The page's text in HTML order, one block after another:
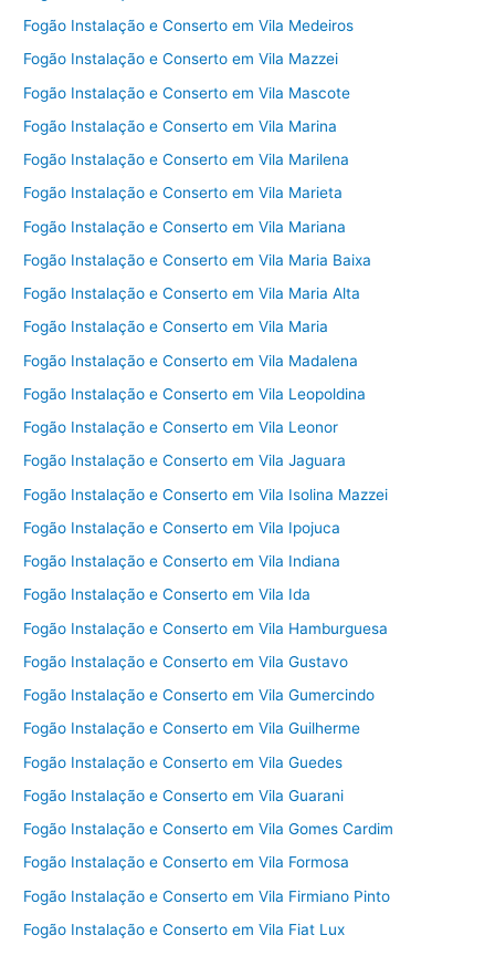
Fogão Instalação e Conserto em Vila Medeiros
Fogão Instalação e Conserto em Vila Mazzei
Fogão Instalação e Conserto em Vila Mascote
Fogão Instalação e Conserto em Vila Marina
Fogão Instalação e Conserto em Vila Marilena
Fogão Instalação e Conserto em Vila Marieta
Fogão Instalação e Conserto em Vila Mariana
Fogão Instalação e Conserto em Vila Maria Baixa
Fogão Instalação e Conserto em Vila Maria Alta
Fogão Instalação e Conserto em Vila Maria
Fogão Instalação e Conserto em Vila Madalena
Fogão Instalação e Conserto em Vila Leopoldina
Fogão Instalação e Conserto em Vila Leonor
Fogão Instalação e Conserto em Vila Jaguara
Fogão Instalação e Conserto em Vila Isolina Mazzei
Fogão Instalação e Conserto em Vila Ipojuca
Fogão Instalação e Conserto em Vila Indiana
Fogão Instalação e Conserto em Vila Ida
Fogão Instalação e Conserto em Vila Hamburguesa
Fogão Instalação e Conserto em Vila Gustavo
Fogão Instalação e Conserto em Vila Gumercindo
Fogão Instalação e Conserto em Vila Guilherme
Fogão Instalação e Conserto em Vila Guedes
Fogão Instalação e Conserto em Vila Guarani
Fogão Instalação e Conserto em Vila Gomes Cardim
Fogão Instalação e Conserto em Vila Formosa
Fogão Instalação e Conserto em Vila Firmiano Pinto
Fogão Instalação e Conserto em Vila Fiat Lux